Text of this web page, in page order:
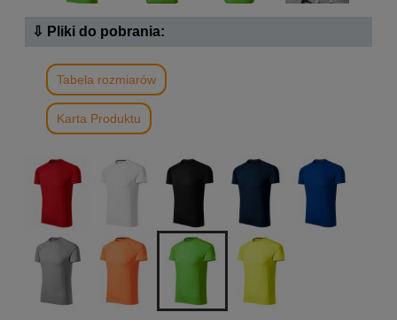
⇩ Pliki do pobrania:
Tabela rozmiarów
Karta Produktu